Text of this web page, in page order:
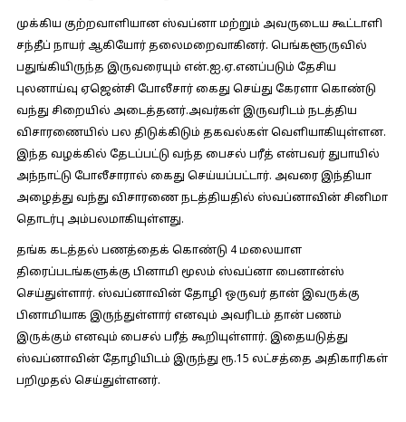
முக்கிய குற்றவாளியான ஸ்வப்னா மற்றும் அவருடைய கூட்டாளி
சந்தீப் நாயர் ஆகியோர் தலைமறைவாகினர். பெங்களூருவில்
பதுங்கியிருந்த இருவரையும் என்.ஐ.ஏ.எனப்படும் தேசிய
புலனாய்வு ஏஜென்சி போலீசார் கைது செய்து கேரளா கொண்டு
வந்து சிறையில் அடைத்தனர்.அவர்கள் இருவரிடம் நடத்திய
விசாரணையில் பல திடுக்கிடும் தகவல்கள் வெளியாகியுள்ளன.
இந்த வழக்கில் தேடப்பட்டு வந்த பைசல் பரீத் என்பவர் துபாயில்
அந்நாட்டு போலீசாரால் கைது செய்யப்பட்டார். அவரை இந்தியா
அழைத்து வந்து விசாரணை நடத்தியதில் ஸ்வப்னாவின் சினிமா
தொடர்பு அம்பலமாகியுள்ளது.
தங்க கடத்தல் பணத்தைக் கொண்டு 4 மலையாள
திரைப்படங்களுக்கு பினாமி மூலம் ஸ்வப்னா பைனான்ஸ்
செய்துள்ளார். ஸ்வப்னாவின் தோழி ஒருவர் தான் இவருக்கு
பினாமியாக இருந்துள்ளார் எனவும் அவரிடம் தான் பணம்
இருக்கும் எனவும் பைசல் பரீத் கூறியுள்ளார். இதையடுத்து
ஸ்வப்னாவின் தோழியிடம் இருந்து ரூ.15 லட்சத்தை அதிகாரிகள்
பறிமுதல் செய்துள்ளனர்.